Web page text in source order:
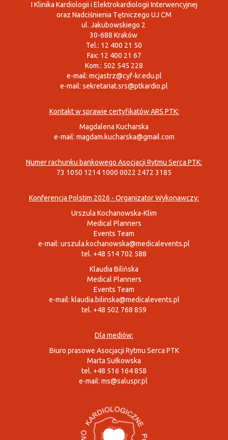
I Klinika Kardiologii i Elektrokardiologii Interwencyjnej
oraz Nadciśnienia Tętniczego UJ CM
ul. Jakubowskiego 2
30-688 Kraków
Tel.: 12 400 21 50
Fax: 12 400 21 67
Kom.: 502 545 228
e-mail: mcjastrz@cyf-kr.edu.pl
e-mail: sekretariat.srs@ptkardio.pl
Kontakt w sprawie certyfikatów ARS PTK:
Magdalena Kucharska
e-mail: magdam.kucharska@gmail.com
Numer rachunku bankowego Asocjacji Rytmu Serca PTK:
73 1050 1214 1000 0022 2472 3185
Konferencja Polstim 2026 - Organizator Wykonawczy:
Urszula Kochanowska-Klim
Medical Planners
Events Team
e-mail: urszula.kochanowska@medicalevents.pl
tel. +48 514 702 588
Klaudia Bilińska
Medical Planners
Events Team
e-mail: klaudia.bilinska@medicalevents.pl
tel. +48 502 768 859
Dla mediów:
Biuro prasowe Asocjacji Rytmu Serca PTK
Marta Sułkowska
tel. +48 516 164 858
e-mail: ms@saluspr.pl